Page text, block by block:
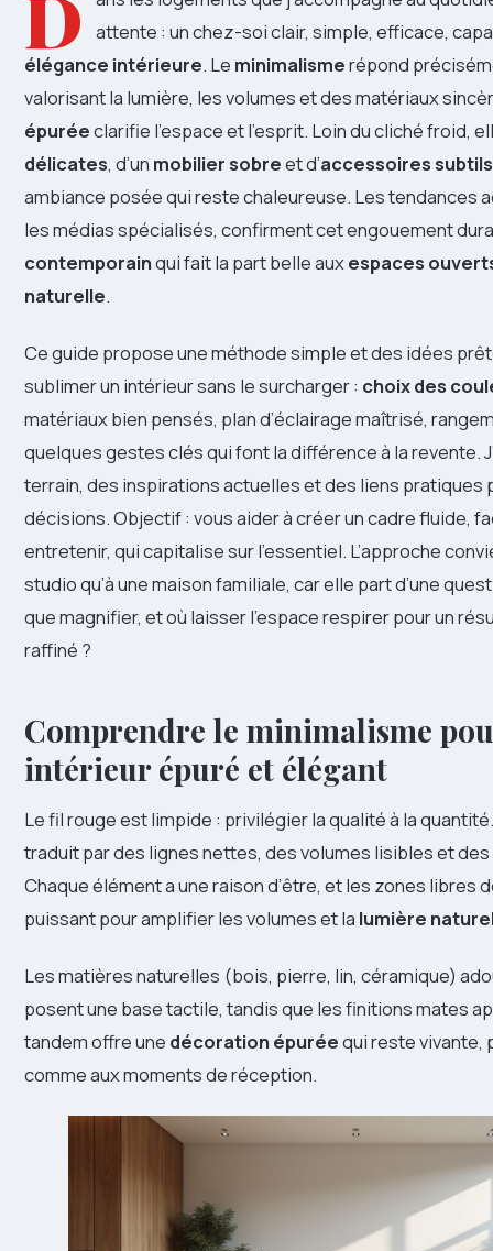
attente : un chez-soi clair, simple, efficace,
élégance intérieure. Le minimalismerépond
valorisant la lumière, les volumes et des matériaux
épuréeclarifie l’espace et l’esprit. Loin du cliché froid,
délicates, d’un mobilier sobreet d’accessoires subtils
ambiance posée qui reste chaleureuse. Les tendances
les médias spécialisés, confirment cet engouement
contemporainqui fait la part belle auxespaces
naturelle.
Ce guide propose une méthode simple et des idées
sublimer un intérieur sans le surcharger : choix des
matériaux bien pensés, plan d’éclairage maîtrisé,
quelques gestes clés qui font la différence à la revente.
terrain, des inspirations actuelles et des liens pratiques
décisions. Objectif : vous aider à créer un cadre fluide,
entretenir, qui capitalise sur l’essentiel. L’approche
studio qu’à une maison familiale, car elle part d’une
que magnifier, et où laisser l’espace respirer pour un
raffiné ?
Comprendre le minimalisme
intérieur épuré et élégant
Le fil rouge est limpide : privilégier la qualité à la
traduit par des lignes nettes, des volumes lisibles et
Chaque élément a une raison d’être, et les zones libres
puissant pour amplifier les volumes et la lumière
Les matières naturelles (bois, pierre, lin, céramique)
posent une base tactile, tandis que les finitions mates
tandem offre une décoration épuréequi reste vivante,
comme aux moments de réception.